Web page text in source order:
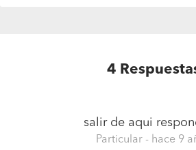
4
salir de aqui
Particular - hace 9